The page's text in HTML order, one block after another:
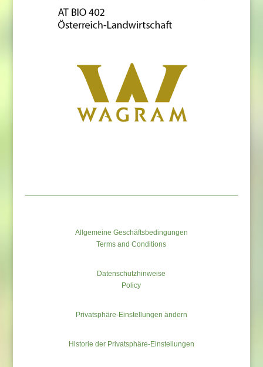
Allgemeine Geschäftsbedingungen
Terms and Conditions
Datenschutzhinweise
Policy
Privatsphäre-Einstellungen ändern
Historie der Privatsphäre-Einstellungen